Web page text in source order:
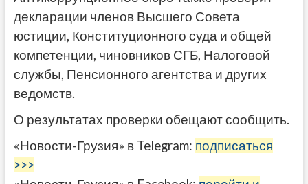
декларации членов Высшего Совета
юстиции, Конституционного суда и общей
компетенции, чиновников СГБ, Налоговой
службы, Пенсионного агентства и других
ведомств.
О результатах проверки обещают сообщить.
«Новости-Грузия» в Telegram: подписаться
>>>